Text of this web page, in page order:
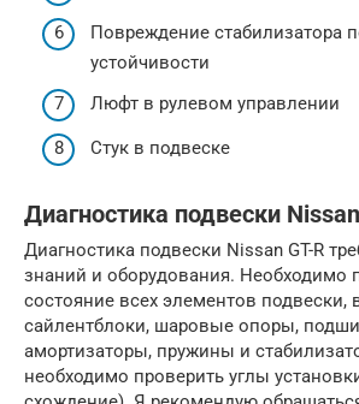
Повреждение стабилизатора
устойчивости
Люфт в рулевом управлении
Стук в подвеске
Диагностика подвески
Диагностика подвески Nissan GT-R
знаний и оборудования. Необходимо
состояние всех элементов подвески,
сайлентблоки, шаровые опоры,
амортизаторы, пружины и
необходимо проверить углы